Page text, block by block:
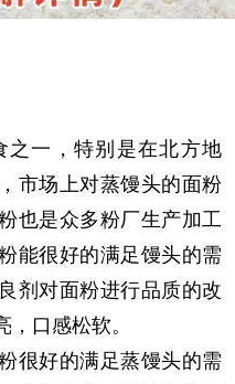
一，特别是在北方地
市场上对蒸馒头的面粉
也是众多粉厂生产加工
能很好的满足馒头的需
剂对面粉进行品质的改
口感松软。
好的满足蒸馒头的需